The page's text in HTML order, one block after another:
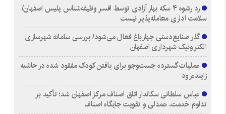
رد رشوه ۴ سکه بهار آزادی توسط افسر وظیفه‌شناس پلیس اصفهان/
سلامت اداری معامله‌پذیر نیست
گذر صنایع‌دستی چهارباغ فعال می‌شود/ بررسی سامانه شهرسازی
الکترونیک شهرداری اصفهان
عملیات گسترده جست‌وجو برای یافتن کودک مفقود شده در حاشیه
زاینده‌رود
عباس سلطانی سکاندار اتاق اصناف مرکز اصفهان شد؛ تأکید بر
تداوم خدمت، همدلی و تقویت جایگاه اصناف